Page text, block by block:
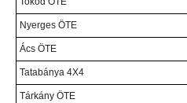
Nyerges ÖTE
Ács ÖTE
Tatabánya 4X4
Tárkány ÖTE